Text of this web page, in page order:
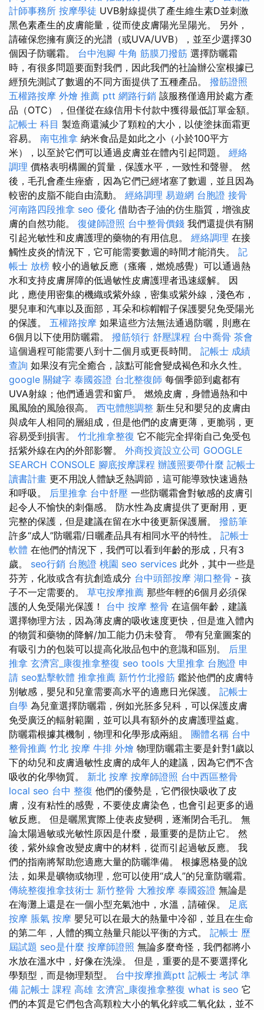
計師事務所 按摩學徒 UVB射線提供了產生維生素D並刺激
黑色素產生的皮膚能量，從而使皮膚陽光呈陽光。 另外，
請確保您擁有廣泛的光譜（或UVA/UVB），並至少選擇30
個因子防曬霜。 台中泡腳 牛角 筋膜刀撥筋 選擇防曬霜
時，有很多問題要面對我們，因此我們的社論辦公室根據已
經預先測試了數週的不同方面提供了五種產品。 撥筋證照
五權路按摩 外燴 推薦 ptt 網路行銷 該服務僅適用於處方產
品（OTC），但僅從在線信用卡付款中獲得最低訂單金額。
記帳士 科目 製造商還減少了顆粒的大小，以使塗抹面霜更
容易。 南屯推拿 納米食品是如此之小（小於100平方
米），以至於它們可以通過皮膚並在體內引起問題。 經絡
調理 價格表明構圖的質量，保護水平，一致性和聲譽。 然
後，毛孔會產生痤瘡，因為它們已經堵塞了數週，並且因為
較密的皮脂不能自由流動。 經絡調理 易遊網 台胞證 接骨
河南路四段推拿 seo 優化 借助杏子油的仿生脂質，增強皮
膚的自然功能。 復健師證照 台中整骨價錢 我們還提供有關
引起光敏性和皮膚護理的藥物的有用信息。 經絡調理 在接
觸性皮炎的情況下，它可能需要數週的時間才能消失。 記
帳士 放榜 較小的過敏反應（瘙癢，燃燒感覺）可以通過熱
水和支持皮膚屏障的低過敏性皮膚護理者迅速緩解。 因
此，應使用密集的機織或紫外線，密集或紫外線，淺色布，
嬰兒車和汽車以及面部，耳朵和棕帽帽子保護嬰兒免受陽光
的保護。 五權路按摩 如果這些方法無法通過防曬，則應在
6個月以下使用防曬霜。 撥筋領行 舒壓課程 台中喬骨 茶會
這個過程可能需要八到十二個月或更長時間。 記帳士 成績
查詢 如果沒有完全癒合，該點可能會變成褐色和永久性。
google 關鍵字 泰國簽證 台北整復師 每個季節到處都有
UVA射線；他們通過雲和窗戶。 燃燒皮膚，身體過熱和中
風風險的風險很高。 西屯體態調整 新生兒和嬰兒的皮膚由
與成年人相同的層組成，但是他們的皮膚更薄，更脆弱，更
容易受到損害。 竹北推拿整復 它不能完全捍衛自己免受包
括紫外線在內的外部影響。 外商投資設立公司 GOOGLE
SEARCH CONSOLE 腳底按摩課程 辦護照要帶什麼 記帳士
讀書計畫 更不用說人體缺乏熱調節，這可能導致快速過熱
和呼吸。 后里推拿 台中舒壓 一些防曬霜會對敏感的皮膚引
起令人不愉快的刺傷感。 防水性為皮膚提供了更耐用，更
完整的保護，但是建議在留在水中後更新保護層。 撥筋筆
許多“成人”防曬霜/日曬產品具有相同水平的特性。 記帳士
軟體 在他們的情況下，我們可以看到年齡的形成，只有3
歲。 seo行銷 台胞證 桃園 seo services 此外，其中一些是
芬芳，化妝或含有抗創造成分 台中頭部按摩 湖口整骨 - 孩
子不一定需要的。 草屯按摩推薦 那些年輕的6個月必須保
護的人免受陽光保護！ 台中 按摩 整骨 在這個年齡，建議
選擇物理方法，因為薄皮膚的吸收速度更快，但是進入體內
的物質和藥物的降解/加工能力仍未發育。 帶有兒童圖案的
有吸引力的包裝可以提高化妝品包中的意識和區別。 后里
推拿 玄濟宮_康復推拿整復 seo tools 大里推拿 台胞證 申
請 seo點擊軟體 推拿推薦 新竹竹北撥筋 鑑於他們的皮膚特
別敏感，嬰兒和兒童需要高水平的適應日光保護。 記帳士
自學 為兒童選擇防曬霜，例如光胚多兒科，可以保護皮膚
免受廣泛的輻射範圍，並可以具有額外的皮膚護理益處。
防曬霜根據其機制，物理和化學形成兩組。 團體名稱 台中
整骨推薦 竹北 按摩 牛排 外燴 物理防曬霜主要是針對1歲以
下的幼兒和皮膚過敏性皮膚的成年人的建議，因為它們不含
吸收的化學物質。 新北 按摩 按摩師證照 台中西區整骨
local seo 台中 整復 他們的優勢是，它們很快吸收了皮
膚，沒有粘性的感覺，不要使皮膚染色，也會引起更多的過
敏反應。 但是曬黑實際上使表皮變稠，逐漸閉合毛孔。 無
論太陽過敏或光敏性原因是什麼，最重要的是防止它。 然
後，紫外線會改變皮膚中的材料，從而引起過敏反應。 我
們的指南將幫助您適應大量的防曬準備。 根據恩格曼的說
法，如果是礦物或物理，您可以使用“成人”的兒童防曬霜。
傳統整復推拿技術士 新竹整骨 大雅按摩 泰國簽證 無論是
在海灘上還是在一個小型充氣池中，水溫，請確保。 足底
按摩 脹氣 按摩 嬰兒可以在最大的熱量中冷卻，並且在生命
的第二年，人體的獨立熱量只能以平衡的方式。 記帳士 歷
屆試題 seo是什麼 按摩師證照 無論多麼奇怪，我們都將小
水放在溫水中，好像在洗澡。 但是，重要的是不要選擇化
學類型，而是物理類型。 台中按摩推薦ptt 記帳士 考試 準
備 記帳士 課程 高雄 玄濟宮_康復推拿整復 what is seo 它
們的本質是它們包含高顆粒大小的氧化鋅或二氧化鈦，並不